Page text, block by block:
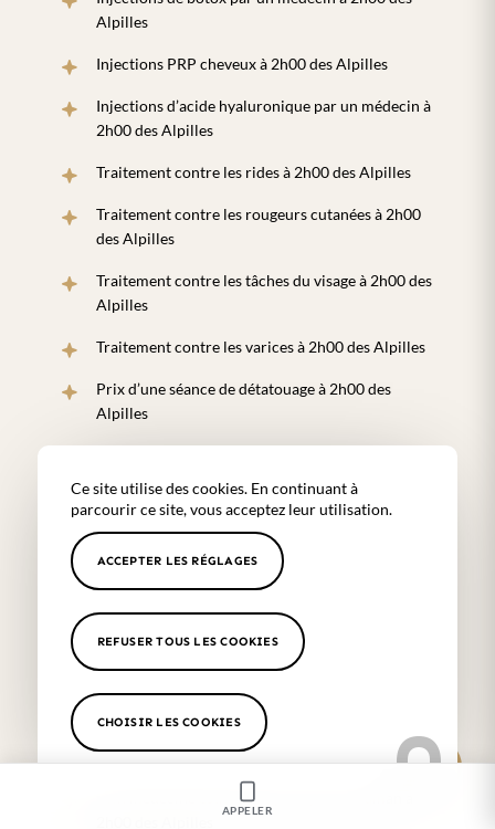
Alpilles
Injections PRP cheveux à 2h00 des Alpilles
Injections d’acide hyaluronique par un médecin à
2h00 des Alpilles
Traitement contre les rides à 2h00 des Alpilles
Traitement contre les rougeurs cutanées à 2h00
des Alpilles
Traitement contre les tâches du visage à 2h00 des
Alpilles
Traitement contre les varices à 2h00 des Alpilles
Prix d’une séance de détatouage à 2h00 des
Alpilles
Epilation laser à 2h00 des Alpilles
Centre d’épilation laser médicale à 2h00 des
Alpilles
Laser détatouage médical à 2h00 des Alpilles
Microblading médical à 2h00 des Alpilles
Dermopigmentation et maquillage semi-
permanent à 2h00 des Alpilles
Soin médecine esthétique pour jeune maman à
Ce site utilise des cookies. En continuant à
parcourir ce site, vous acceptez leur utilisation.
ACCEPTER LES RÉGLAGES
REFUSER TOUS LES COOKIES
CHOISIR LES COOKIES
APPELER